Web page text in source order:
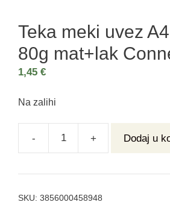
Teka meki uvez
80g mat+lak
1,45 €
Na zalihi
- + Dodaj u
SKU: 3856000458948